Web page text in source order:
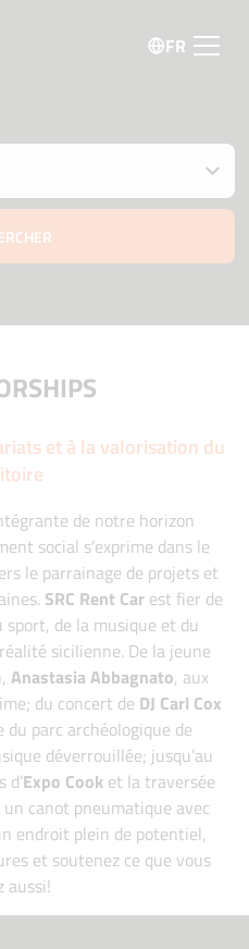
FR
endroit
et à la valorisation du
de notre horizon
social s’exprime dans le
le parrainage de projets et
SRC Rent Car est fier de
de la musique et du
sicilienne. De la jeune
Anastasia Abbagnato, aux
du concert de DJ Carl Cox
parc archéologique de
déverrouillée; jusqu’au
d’Expo Cooket la traversée
canot pneumatique avec
endroit plein de potentiel,
et soutenez ce que vous
aussi!